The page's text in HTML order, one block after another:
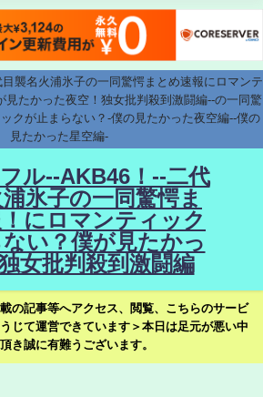
襲名火浦氷子の一同驚愕まとめ速報にロマンテ
見たかった夜空！独女批判殺到激闘編--の一同驚
クが止まらない？-僕の見たかった夜空編--僕の
見たかった星空編-
ル--AKB46！--二代
浦氷子の一同驚愕ま
にロマンティック
い？僕が見たかっ
女批判殺到激闘編
の記事等へアクセス、閲覧、こちらのサービ
じて運営できています＞本日は足元が悪い中
き誠に有難うございます。